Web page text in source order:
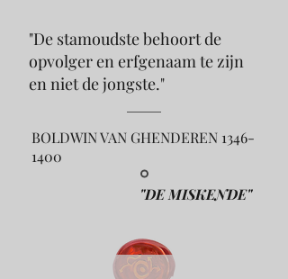
"De stamoudste behoort de
opvolger en erfgenaam te zijn
en niet de jongste."
BOLDWIN VAN GHENDEREN 1346-
1400
"DE MISKENDE"